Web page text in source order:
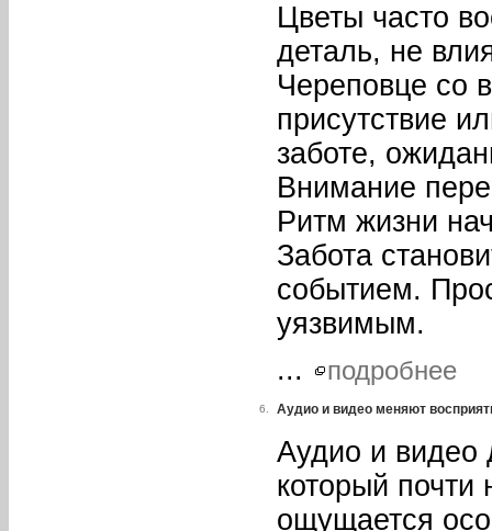
Цветы часто
деталь, не
Череповце со
присутствие
заботе,
Внимание
Ритм жизни
Забота
событием.
уязвимым.
...
подробнее
6. Аудио и видео меняют
Аудио и видео
который почти
ощущается